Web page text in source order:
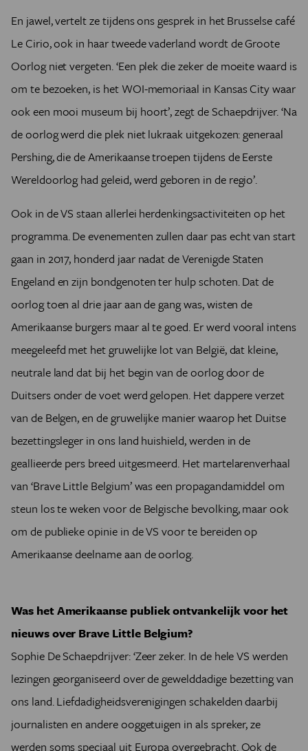
En jawel, vertelt ze tijdens ons gesprek in het Brusselse café
Le Cirio, ook in haar tweede vaderland wordt de Groote
Oorlog niet vergeten. ‘Een plek die zeker de moeite waard is
om te bezoeken, is het WOI-memoriaal in Kansas City waar
ook een mooi museum bij hoort’, zegt de Schaepdrijver. ‘Na
de oorlog werd die plek niet lukraak uitgekozen: generaal
Pershing, die de Amerikaanse troepen tijdens de Eerste
Wereldoorlog had geleid, werd geboren in de regio’.
Ook in de VS staan allerlei herdenkingsactiviteiten op het
programma. De evenementen zullen daar pas echt van start
gaan in 2017, honderd jaar nadat de Verenigde Staten
Engeland en zijn bondgenoten ter hulp schoten. Dat de
oorlog toen al drie jaar aan de gang was, wisten de
Amerikaanse burgers maar al te goed. Er werd vooral intens
meegeleefd met het gruwelijke lot van België, dat kleine,
neutrale land dat bij het begin van de oorlog door de
Duitsers onder de voet werd gelopen. Het dappere verzet
van de Belgen, en de gruwelijke manier waarop het Duitse
bezettingsleger in ons land huishield, werden in de
geallieerde pers breed uitgesmeerd. Het martelarenverhaal
van ‘Brave Little Belgium’ was een propagandamiddel om
steun los te weken voor de Belgische bevolking, maar ook
om de publieke opinie in de VS voor te bereiden op
Amerikaanse deelname aan de oorlog.
Was het Amerikaanse publiek ontvankelijk voor het
nieuws over Brave Little Belgium?
Sophie De Schaepdrijver: ‘Zeer zeker. In de hele VS werden
lezingen georganiseerd over de gewelddadige bezetting van
ons land. Liefdadigheidsverenigingen schakelden daarbij
journalisten en andere ooggetuigen in als spreker, ze
werden soms speciaal uit Europa overgebracht. Ook de